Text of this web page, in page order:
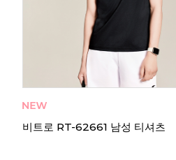
비트로 PT-62631 남성 티셔츠